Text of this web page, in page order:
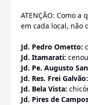
ATENÇÃO: Como
em cada local, não
Jd. Pedro Ometto:
Jd. Itamarati:
Jd. Pe. Augusto
Jd. Res. Frei Galvão:
Jd. Bela Vista:
Jd. Pires de